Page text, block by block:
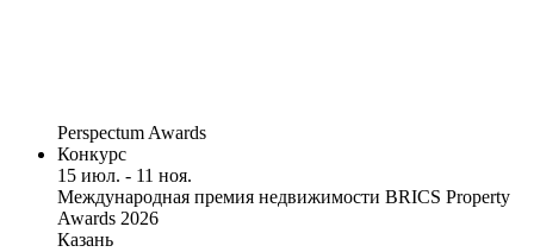
Perspectum Awards
Конкурс
15 июл. - 11 ноя.
Международная премия недвижимости BRICS Property
Awards 2026
Казань